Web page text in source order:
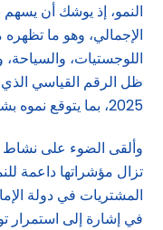
النمو، إذ يوشك أن يسهم
الإجمالي، وهو ما
اللوجستيات، والسياحة،
ظل الرقم القياسي
2025، بما يتوقع نموه بشكل ملحوظ أيضاً خلال العام الجاري.
وألقى الضوء على نشاط
تزال مؤشراتها داعمة
في إشارة إلى استمرار